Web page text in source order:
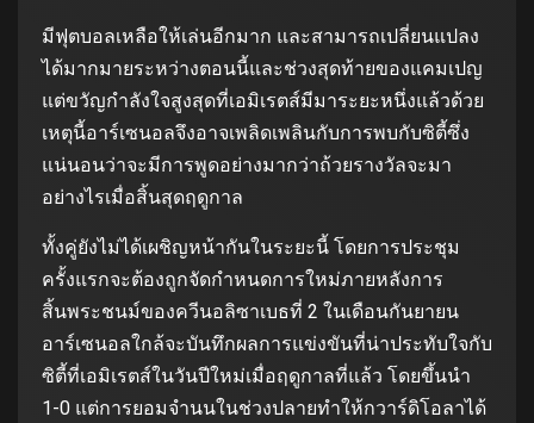
มีฟุตบอลเหลือให้เล่นอีกมาก และสามารถเปลี่ยนแปลง
ได้มากมายระหว่างตอนนี้และช่วงสุดท้ายของแคมเปญ
แต่ขวัญกำลังใจสูงสุดที่เอมิเรตส์มีมาระยะหนึ่งแล้วด้วย
เหตุนี้อาร์เซนอลจึงอาจเพลิดเพลินกับการพบกับซิตี้ซึ่ง
แน่นอนว่าจะมีการพูดอย่างมากว่าถ้วยรางวัลจะมา
อย่างไรเมื่อสิ้นสุดฤดูกาล
ทั้งคู่ยังไม่ได้เผชิญหน้ากันในระยะนี้ โดยการประชุม
ครั้งแรกจะต้องถูกจัดกำหนดการใหม่ภายหลังการ
สิ้นพระชนม์ของควีนอลิซาเบธที่ 2 ในเดือนกันยายน
อาร์เซนอลใกล้จะบันทึกผลการแข่งขันที่น่าประทับใจกับ
ซิตี้ที่เอมิเรตส์ในวันปีใหม่เมื่อฤดูกาลที่แล้ว โดยขึ้นนำ
1-0 แต่การยอมจำนนในช่วงปลายทำให้กวาร์ดิโอลาได้